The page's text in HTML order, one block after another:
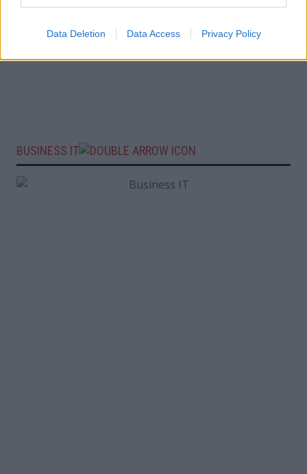
Data Deletion Data Access Privacy Policy
BUSINESS IT